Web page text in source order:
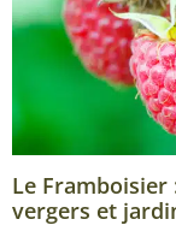
Le
vergers et